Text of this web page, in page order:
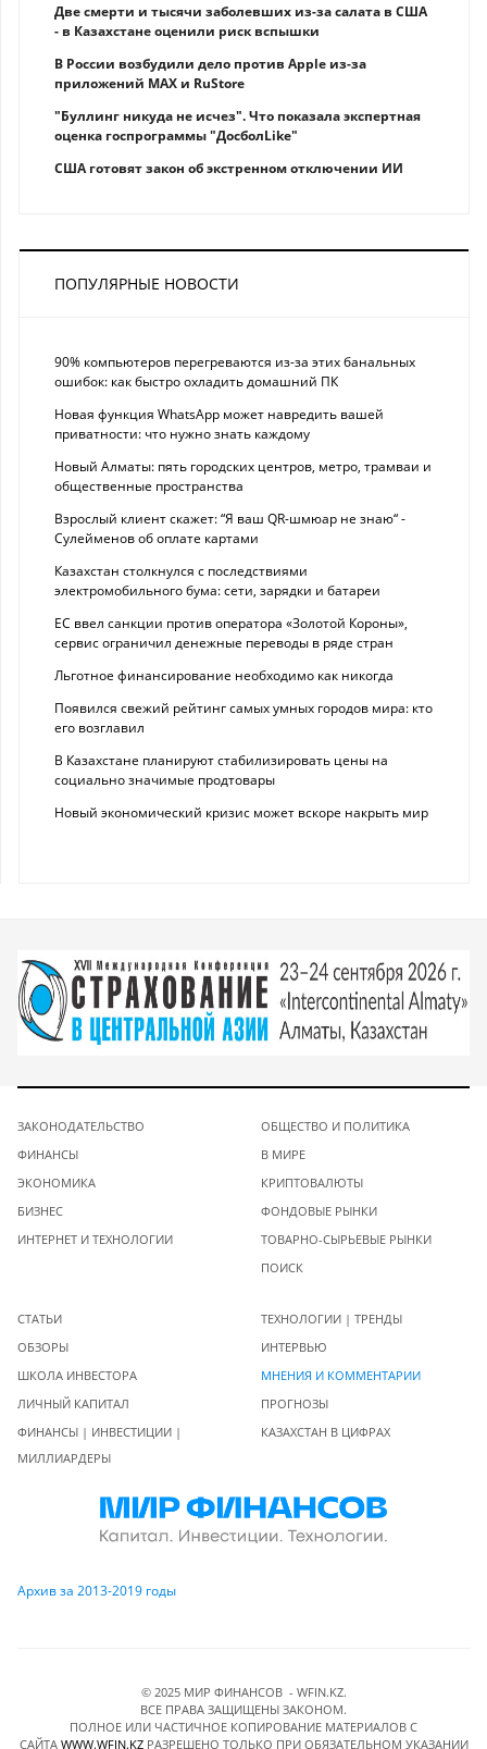
Две смерти и тысячи заболевших из-за салата в США
- в Казахстане оценили риск вспышки
В России возбудили дело против Apple из-за
приложений MAX и RuStore
"Буллинг никуда не исчез". Что показала экспертная
оценка госпрограммы "ДосболLike"
США готовят закон об экстренном отключении ИИ
ПОПУЛЯРНЫЕ НОВОСТИ
90% компьютеров перегреваются из-за этих банальных
ошибок: как быстро охладить домашний ПК
Новая функция WhatsApp может навредить вашей
приватности: что нужно знать каждому
Новый Алматы: пять городских центров, метро, трамваи и
общественные пространства
Взрослый клиент скажет: “Я ваш QR-шмюар не знаю“ -
Сулейменов об оплате картами
Казахстан столкнулся с последствиями
электромобильного бума: сети, зарядки и батареи
ЕС ввел санкции против оператора «Золотой Короны»,
сервис ограничил денежные переводы в ряде стран
Льготное финансирование необходимо как никогда
Появился свежий рейтинг самых умных городов мира: кто
его возглавил
В Казахстане планируют стабилизировать цены на
социально значимые продтовары
Новый экономический кризис может вскоре накрыть мир
ЗАКОНОДАТЕЛЬСТВО
ФИНАНСЫ
ЭКОНОМИКА
БИЗНЕС
ИНТЕРНЕТ И ТЕХНОЛОГИИ
ОБЩЕСТВО И ПОЛИТИКА
В МИРЕ
КРИПТОВАЛЮТЫ
ФОНДОВЫЕ РЫНКИ
ТОВАРНО-СЫРЬЕВЫЕ РЫНКИ
ПОИСК
СТАТЬИ
ОБЗОРЫ
ШКОЛА ИНВЕСТОРА
ЛИЧНЫЙ КАПИТАЛ
ФИНАНСЫ | ИНВЕСТИЦИИ |
МИЛЛИАРДЕРЫ
ТЕХНОЛОГИИ | ТРЕНДЫ
ИНТЕРВЬЮ
МНЕНИЯ И КОММЕНТАРИИ
ПРОГНОЗЫ
КАЗАХСТАН В ЦИФРАХ
Архив за 2013-2019 годы
© 2025 МИР ФИНАНСОВ - WFIN.KZ.
ВСЕ ПРАВА ЗАЩИЩЕНЫ ЗАКОНОМ.
ПОЛНОЕ ИЛИ ЧАСТИЧНОЕ КОПИРОВАНИЕ МАТЕРИАЛОВ C
САЙТА WWW.WFIN.KZРАЗРЕШЕНО ТОЛЬКО ПРИ ОБЯЗАТЕЛЬНОМ УКАЗАНИИ